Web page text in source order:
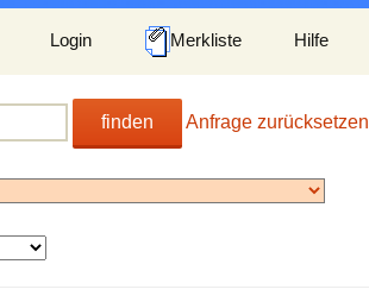
Login Merkliste Hilfe
finden Anfrage zurücksetzen